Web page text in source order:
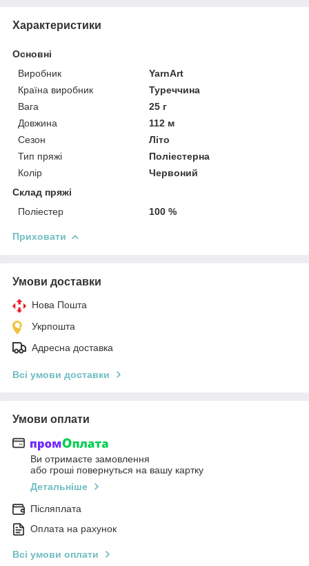
Характеристики
Основні
Виробник
YarnArt
Країна виробник
Туреччина
Вага
25 г
Довжина
112 м
Сезон
Літо
Тип пряжі
Поліестерна
Колір
Червоний
Склад пряжі
Поліестер
100 %
Приховати
Умови доставки
Нова Пошта
Укрпошта
Адресна доставка
Всі умови доставки
Умови оплати
Ви отримаєте замовлення
або гроші повернуться на вашу картку
Детальніше
Післяплата
Оплата на рахунок
Всі умови оплати